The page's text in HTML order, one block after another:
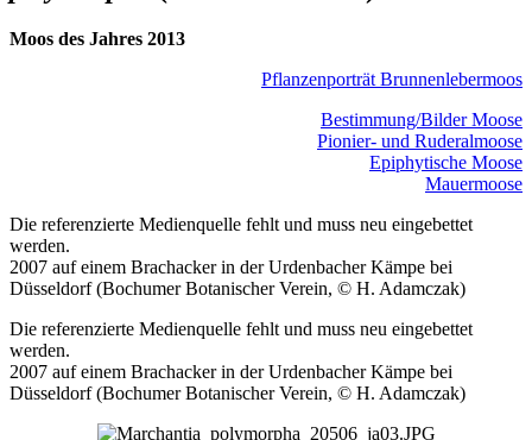
Moos des Jahres 2013
Pflanzenporträt Brunnenlebermoos
Bestimmung/Bilder Moose
Pionier- und Ruderalmoose
Epiphytische Moose
Mauermoose
Die referenzierte Medienquelle fehlt und muss neu eingebettet
werden.
2007 auf einem Brachacker in der Urdenbacher Kämpe bei
Düsseldorf (Bochumer Botanischer Verein, © H. Adamczak)
Die referenzierte Medienquelle fehlt und muss neu eingebettet
werden.
2007 auf einem Brachacker in der Urdenbacher Kämpe bei
Düsseldorf (Bochumer Botanischer Verein, © H. Adamczak)
Bild